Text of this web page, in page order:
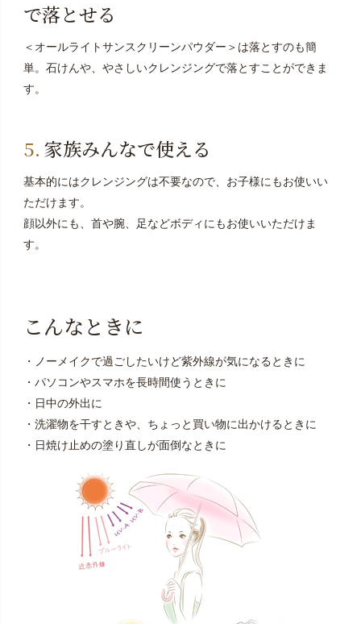
で落とせる
＜オールライトサンスクリーンパウダー＞は落とすのも簡
単。石けんや、やさしいクレンジングで落とすことができま
す。
家族みんなで使える
基本的にはクレンジングは不要なので、お子様にもお使いい
ただけます。
顔以外にも、首や腕、足などボディにもお使いいただけま
す。
こんなときに
・ノーメイクで過ごしたいけど紫外線が気になるときに
・パソコンやスマホを長時間使うときに
・日中の外出に
・洗濯物を干すときや、ちょっと買い物に出かけるときに
・日焼け止めの塗り直しが面倒なときに